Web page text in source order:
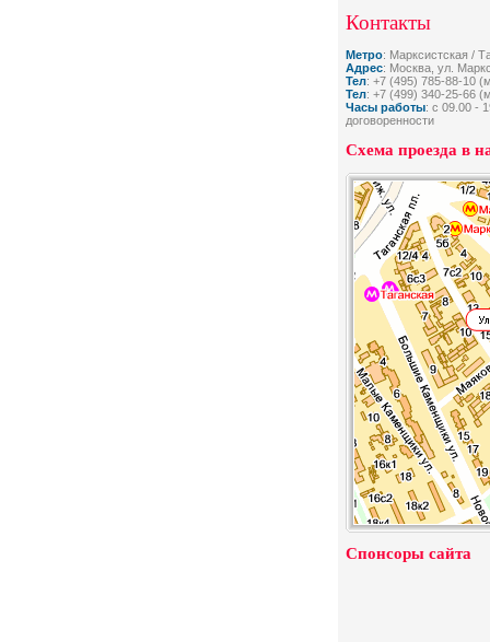
Контакты
Метро: Марксистская /
Адрес: Москва, ул.
Тел: +7 (495) 785-88-10
Тел: +7 (499) 340-25-66
Часы работы: с 09.00 -
договоренности
Схема проезда в
Спонсоры сайта